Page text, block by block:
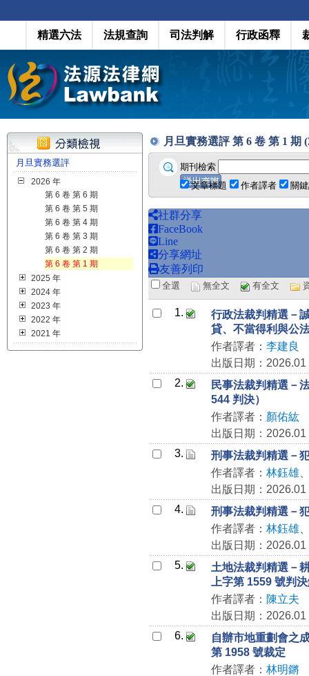
精選六法 法規查詢 司法判解 行政函釋
月旦實務選評
2026 年
第 6 卷 第 6 期
第 6 卷 第 5 期
第 6 卷 第 4 期
第 6 卷 第 3 期
第 6 卷 第 2 期
第 6 卷 第 1 期
2025 年
2024 年
2023 年
2022 年
2021 年
月旦實務選評 第 6 卷 第 1 期
期刊檢索
文章標題
作者譯者 關
社群分享
FaceBook
Line
分享網址
友善列印
全選 無全文 有全文
1.
行政法裁判精選－
貸、不當得利與公
作者譯者： 李建良
出版日期：2026.01
2.
民事法裁判精選－
544 判決）
作者譯者： 顏佑紘
出版日期：2026.01
3.
刑事法裁判精選－
作者譯者： 林鈺雄
出版日期：2026.01
4.
刑事法裁判精選－
作者譯者： 林鈺雄
出版日期：2026.01
5.
土地法裁判精選－
上字第 1559 號判
作者譯者： 陳立夫
出版日期：2026.01
6.
自辦市地重劃會之
第 1958 號裁定
作者譯者： 林明鏘